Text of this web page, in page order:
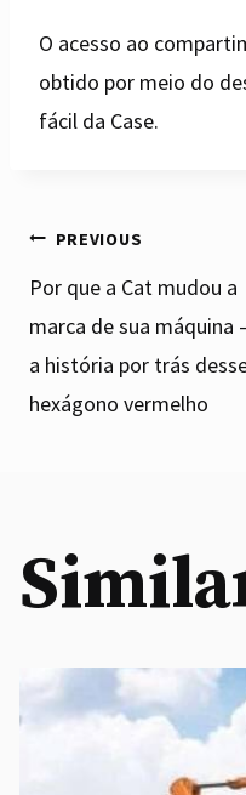
O acesso ao
obtido por meio do
fácil da Case.
Post
PREVIOUS
Por que a Cat mudou a
marca de sua máquina
a história por trás
hexágono vermelho